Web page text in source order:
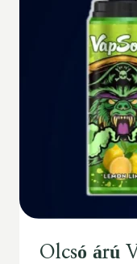
Olcsó árú